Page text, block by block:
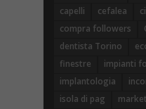
capelli
cefalea
compra followers
dentista Torino
finestre
impianti
implantologia
isola di pag